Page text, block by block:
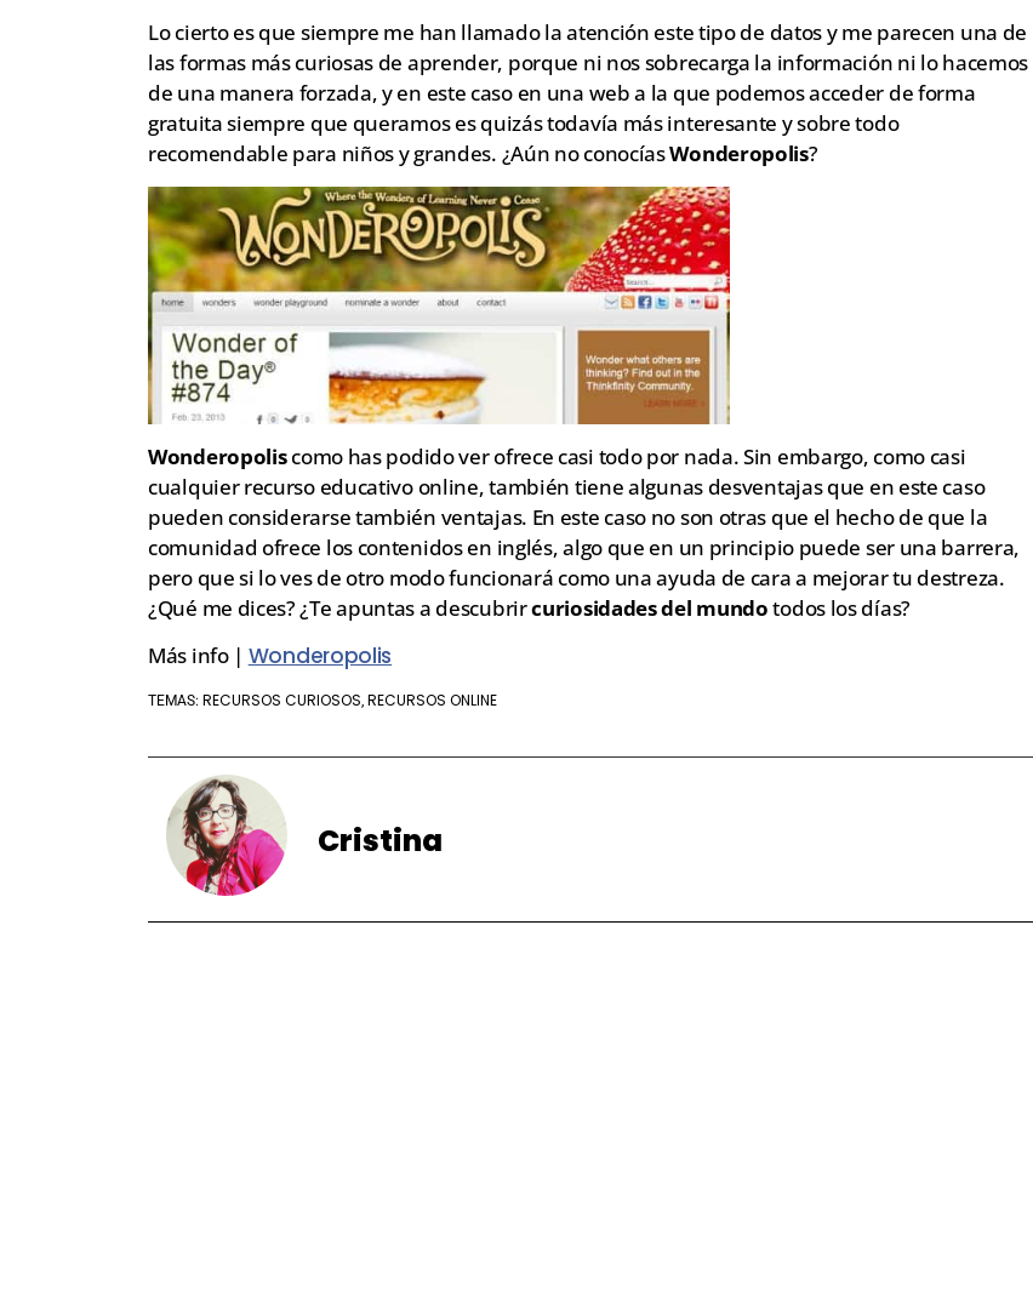
Lo cierto es que siempre me han llamado la atención este tipo de datos y me parecen una de
las formas más curiosas de aprender, porque ni nos sobrecarga la información ni lo hacemos
de una manera forzada, y en este caso en una web a la que podemos acceder de forma
gratuita siempre que queramos es quizás todavía más interesante y sobre todo
recomendable para niños y grandes. ¿Aún no conocíasWonderopolis?
Wonderopoliscomo has podido ver ofrece casi todo por nada. Sin embargo, como casi
cualquier recurso educativo online, también tiene algunas desventajas que en este caso
pueden considerarse también ventajas. En este caso no son otras que el hecho de que la
comunidad ofrece los contenidos en inglés, algo que en un principio puede ser una barrera,
pero que si lo ves de otro modo funcionará como una ayuda de cara a mejorar tu destreza.
¿Qué me dices? ¿Te apuntas a descubrircuriosidades del mundotodos los días?
Más info | Wonderopolis
TEMAS: RECURSOS CURIOSOS, RECURSOS ONLINE
Cristina